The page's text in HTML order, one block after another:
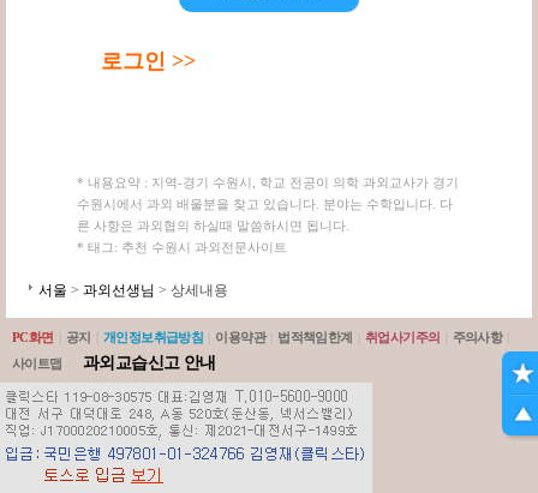
로그인 >>
* 내용요약 : 지역-경기 수원시, 학교 전공이 의학 과외교사가 경기
수원시에서 과외 배울분을 찾고 있습니다. 분야는 수학입니다. 다
른 사항은 과외협의 하실때 말씀하시면 됩니다.
* 태그: 추천 수원시 과외전문사이트
서울 > 과외선생님 > 상세내용
PC화면 공지 개인정보취급방침 이용약관 법적책임한계 취업사기주의 주의사항
사이트맵
과외교습신고 안내